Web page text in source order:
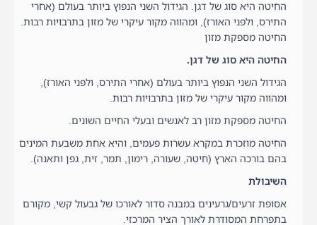
החיטה היא סוג של דגן. הגידול השני הנפוץ ביותר בעולם (אחרי
התירס, ולפני האורז), ומהווה מקור עיקרי של מזון בתרבויות רבות.
החיטה מספקת מזון
החיטה היא סוג של דגן.
הגידול השני הנפוץ ביותר בעולם (אחרי התירס, ולפני האורז),
ומהווה מקור עיקרי של מזון בתרבויות רבות.
החיטה מספקת מזון רב לאנשים ובעלי החיים השונים.
החיטה מוזכרת במקרא עשרות פעמים, והיא אחת משבעת המינים
בהם בורכה הארץ (חיטה, שעורה, רימון, תמר, זית, גפן ותאנה).
השיבולת
אסופת זרעים/גרעינים במבנה סדור לאורכו של גבעול קשי, מקורם
בתפרחת המסודרת לאורך הציר המרכזי.